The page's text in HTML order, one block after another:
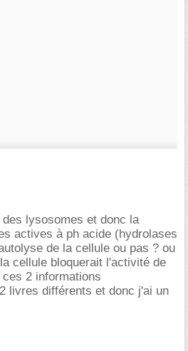
lysosomes et donc la
actives à ph acide (hydrolases
de la cellule ou pas ? ou
cellule bloquerait l'activité de
2 informations
livres différents et donc j'ai un